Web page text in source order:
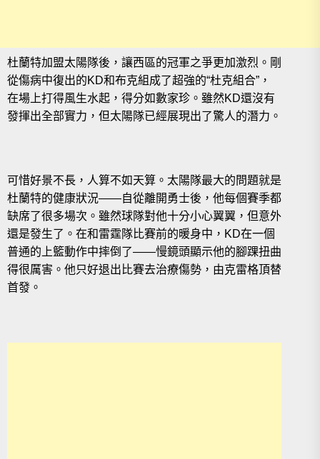
杜蘭特加盟太陽隊後，讓西區的冠軍之爭更加激烈。剛
從傷病中復出的KD和布克組成了超強的“杜克組合”，
在場上打得風生水起，得分如數家珍。雖然KD還沒有
發揮出全部實力，但太陽隊已經展現出了驚人的潛力。
可惜好景不長，人算不如天算。太陽隊最大的問題就是
杜蘭特的健康狀況——自從離開勇士後，他每個賽季都
缺席了很多場次。雖然球隊對他十分小心翼翼，但意外
還是發生了。在和雷霆隊比賽前的暖身中，KD在一個
普通的上籃動作中摔倒了——慢鏡頭顯示他的腳踝扭曲
得很厲害。他只好退出比賽去治療傷勢，由克雷格頂替
首發。